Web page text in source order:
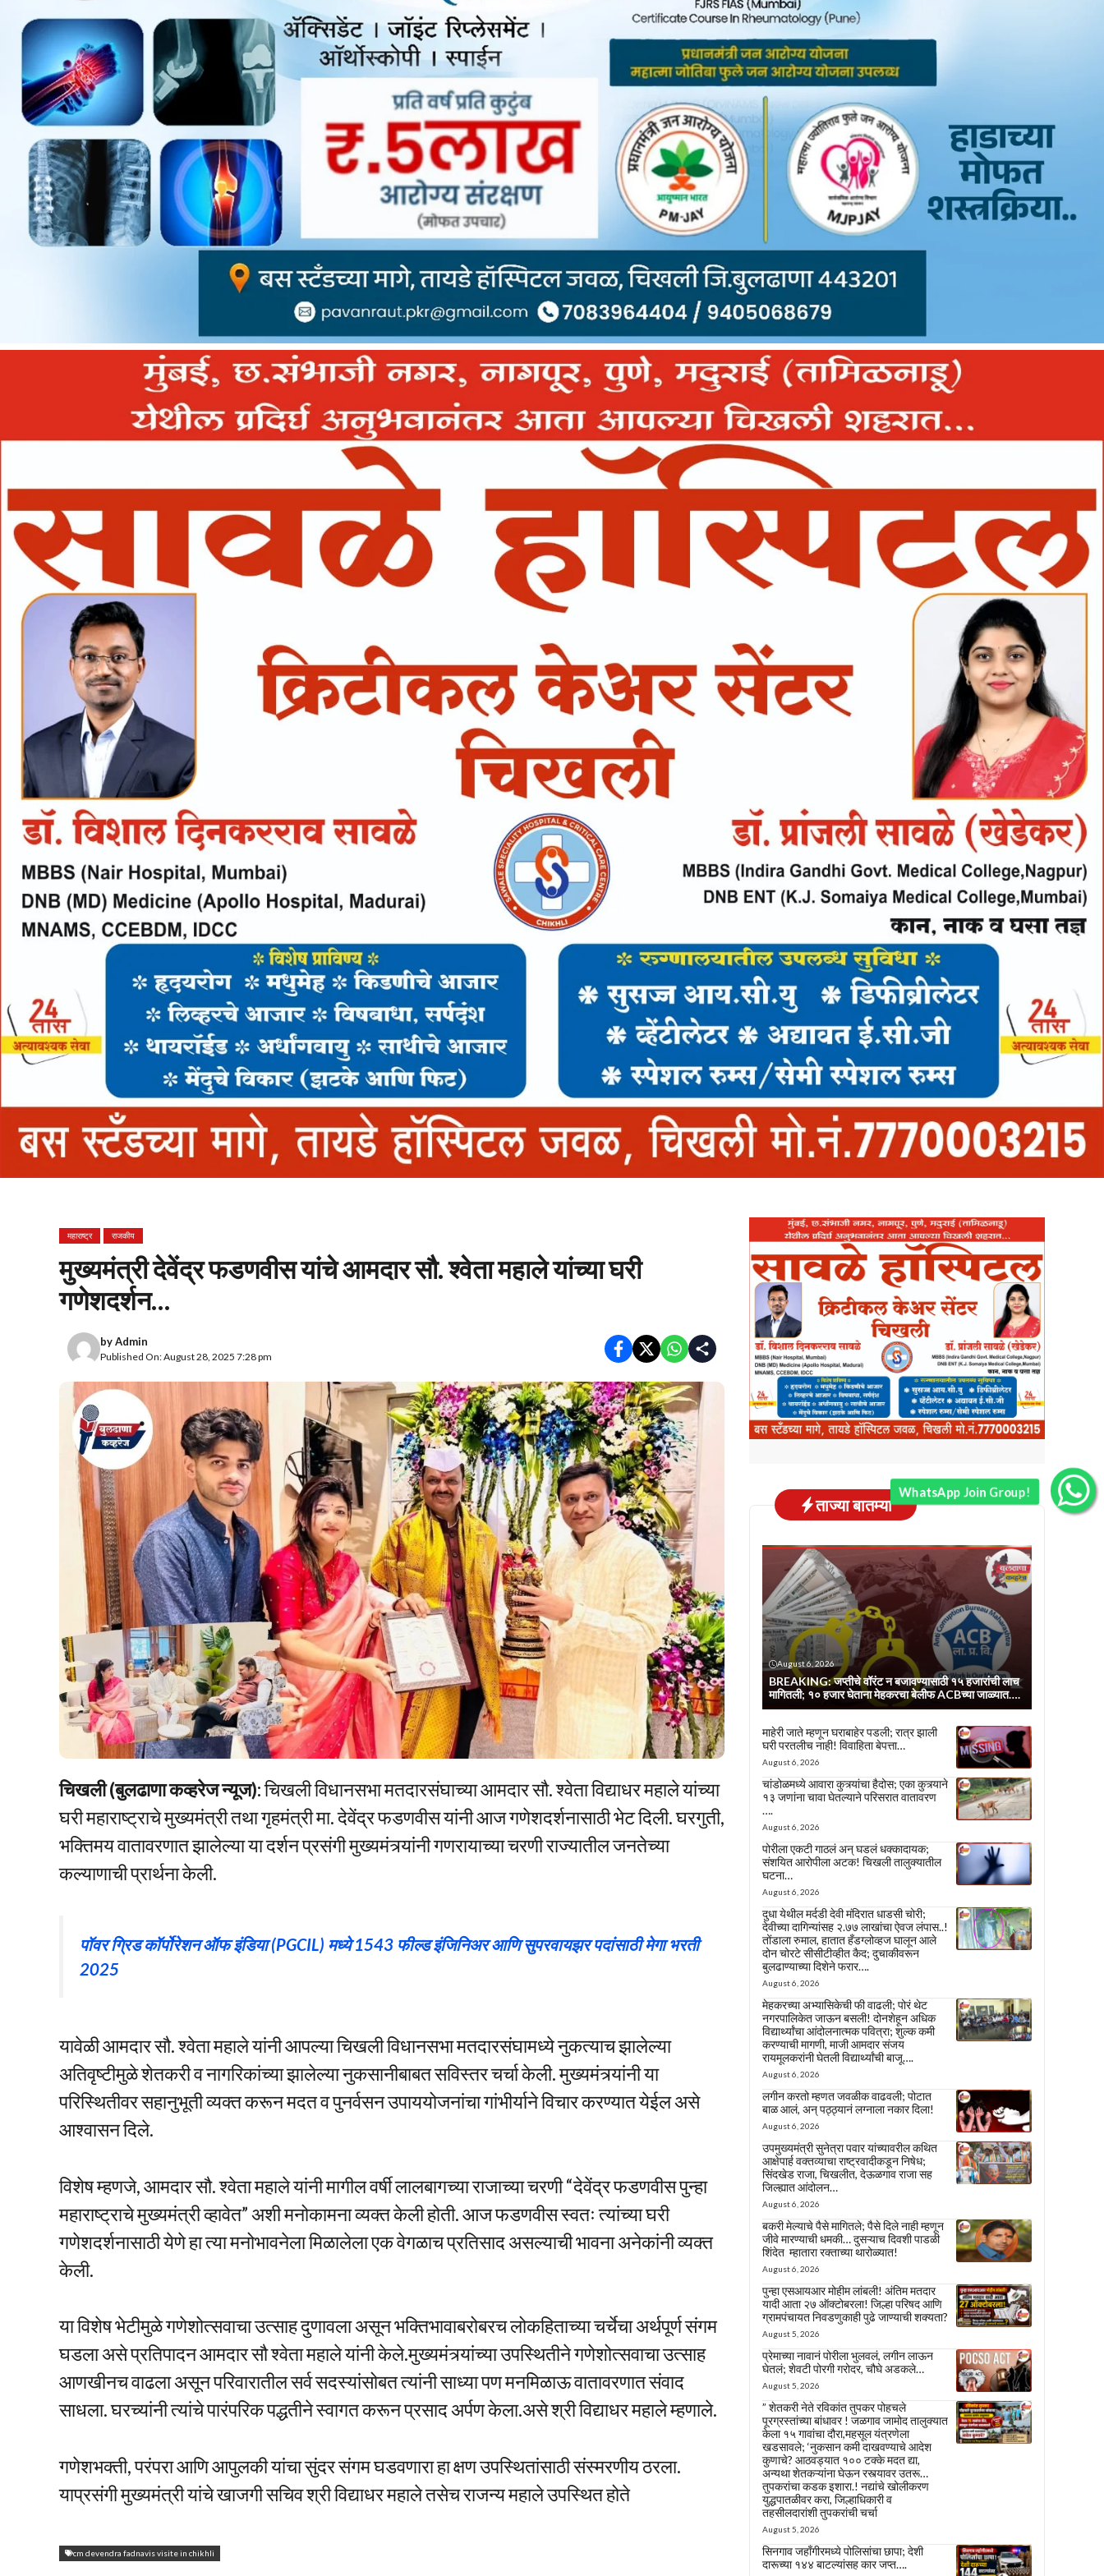
महाराष्ट्र राजकीय
मुख्यमंत्री देवेंद्र फडणवीस यांचे आमदार सौ. श्वेता महाले यांच्या घरी
गणेशदर्शन…
byAdmin
Published On: August 28, 2025 7:28 pm
चिखली (बुलढाणा कव्हरेज न्यूज):चिखली विधानसभा मतदारसंघाच्या आमदार सौ. श्वेता विद्याधर महाले यांच्या
घरी महाराष्ट्राचे मुख्यमंत्री तथा गृहमंत्री मा. देवेंद्र फडणवीस यांनी आज गणेशदर्शनासाठी भेट दिली. घरगुती,
भक्तिमय वातावरणात झालेल्या या दर्शन प्रसंगी मुख्यमंत्र्यांनी गणरायाच्या चरणी राज्यातील जनतेच्या
कल्याणाची प्रार्थना केली.
पॉवर ग्रिड कॉर्पोरेशन ऑफ इंडिया (PGCIL) मध्ये 1543 फील्ड इंजिनिअर आणि सुपरवायझर पदांसाठी मेगा भरती
2025
यावेळी आमदार सौ. श्वेता महाले यांनी आपल्या चिखली विधानसभा मतदारसंघामध्ये नुकत्याच झालेल्या
अतिवृष्टीमुळे शेतकरी व नागरिकांच्या झालेल्या नुकसानीबाबत सविस्तर चर्चा केली. मुख्यमंत्र्यांनी या
परिस्थितीवर सहानुभूती व्यक्त करून मदत व पुनर्वसन उपाययोजनांचा गांभीर्याने विचार करण्यात येईल असे
आश्वासन दिले.
विशेष म्हणजे, आमदार सौ. श्वेता महाले यांनी मागील वर्षी लालबागच्या राजाच्या चरणी “देवेंद्र फडणवीस पुन्हा
महाराष्ट्राचे मुख्यमंत्री व्हावेत” अशी मनोकामना व्यक्त केली होती. आज फडणवीस स्वतः त्यांच्या घरी
गणेशदर्शनासाठी येणे हा त्या मनोभावनेला मिळालेला एक वेगळाच प्रतिसाद असल्याची भावना अनेकांनी व्यक्त
केली.
या विशेष भेटीमुळे गणेशोत्सवाचा उत्साह दुणावला असून भक्तिभावाबरोबरच लोकहिताच्या चर्चेचा अर्थपूर्ण संगम
घडला असे प्रतिपादन आमदार सौ श्वेता महाले यांनी केले.मुख्यमंत्र्यांच्या उपस्थितीने गणेशोत्सवाचा उत्साह
आणखीनच वाढला असून परिवारातील सर्व सदस्यांसोबत त्यांनी साध्या पण मनमिळाऊ वातावरणात संवाद
साधला. घरच्यांनी त्यांचे पारंपरिक पद्धतीने स्वागत करून प्रसाद अर्पण केला.असे श्री विद्याधर महाले म्हणाले.
गणेशभक्ती, परंपरा आणि आपुलकी यांचा सुंदर संगम घडवणारा हा क्षण उपस्थितांसाठी संस्मरणीय ठरला.
याप्रसंगी मुख्यमंत्री यांचे खाजगी सचिव श्री विद्याधर महाले तसेच राजन्य महाले उपस्थित होते
cm devendra fadnavis visite in chikhli
ताज्या बातम्या
August 6, 2026
BREAKING: जप्तीचे वॉरंट न बजावण्यासाठी १५ हजारांची लाच
मागितली; १० हजार घेताना मेहकरचा बेलीफ ACBच्या जाळ्यात….
माहेरी जाते म्हणून घराबाहेर पडली; रात्र झाली
घरी परतलीच नाही! विवाहिता बेपत्ता…
August 6, 2026
चांडोळमध्ये आवारा कुत्र्यांचा हैदोस; एका कुत्र्याने
१३ जणांना चावा घेतल्याने परिसरात वातावरण
….
August 6, 2026
पोरीला एकटी गाठलं अन् घडलं धक्कादायक;
संशयित आरोपीला अटक! चिखली तालुक्यातील
घटना…
August 6, 2026
दुधा येथील मर्दडी देवी मंदिरात धाडसी चोरी;
देवीच्या दागिन्यांसह २.७७ लाखांचा ऐवज लंपास..!
तोंडाला रुमाल, हातात हँडग्लोव्हज घालून आले
दोन चोरटे सीसीटीव्हीत कैद; दुचाकीवरून
बुलढाण्याच्या दिशेने फरार….
August 6, 2026
मेहकरच्या अभ्यासिकेची फी वाढली; पोरं थेट
नगरपालिकेत जाऊन बसली! दोनशेहून अधिक
विद्यार्थ्यांचा आंदोलनात्मक पवित्रा; शुल्क कमी
करण्याची मागणी, माजी आमदार संजय
रायमूलकरांनी घेतली विद्यार्थ्यांची बाजू….
August 6, 2026
लगीन करतो म्हणत जवळीक वाढवली; पोटात
बाळ आलं, अन् पठ्ठ्यानं लग्नाला नकार दिला!
August 6, 2026
उपमुख्यमंत्री सुनेत्रा पवार यांच्यावरील कथित
आक्षेपार्ह वक्तव्याचा राष्ट्रवादीकडून निषेध;
सिंदखेड राजा, चिखलीत, देऊळगाव राजा सह
जिल्ह्यात आंदोलन…
August 6, 2026
बकरी मेल्याचे पैसे मागितले; पैसे दिले नाही म्हणून
जीवे मारण्याची धमकी… दुसऱ्याच दिवशी पाडळी
शिंदेत म्हातारा रक्ताच्या थारोळ्यात!
August 6, 2026
पुन्हा एसआयआर मोहीम लांबली! अंतिम मतदार
यादी आता २७ ऑक्टोबरला! जिल्हा परिषद आणि
ग्रामपंचायत निवडणुकाही पुढे जाण्याची शक्यता?
August 5, 2026
प्रेमाच्या नावानं पोरीला भुलवलं, लगीन लाऊन
घेतलं; शेवटी पोरगी गरोदर, चौघे अडकले…
August 5, 2026
” शेतकरी नेते रविकांत तुपकर पोहचले
पूरग्रस्तांच्या बांधावर ! जळगाव जामोद तालुक्यात
केला १५ गावांचा दौरा,महसूल यंत्रणेला
खडसावले; ‘नुकसान कमी दाखवण्याचे आदेश
कुणाचे? आठवड्यात १०० टक्के मदत द्या,
अन्यथा शेतकऱ्यांना घेऊन रस्त्यावर उतरू…
तुपकरांचा कडक इशारा.! नद्यांचे खोलीकरण
युद्धपातळीवर करा, जिल्हाधिकारी व
तहसीलदारांशी तुपकरांची चर्चा
August 5, 2026
सिनगाव जहाँगीरमध्ये पोलिसांचा छापा; देशी
दारूच्या १४४ बाटल्यांसह कार जप्त….
WhatsApp Join Group!